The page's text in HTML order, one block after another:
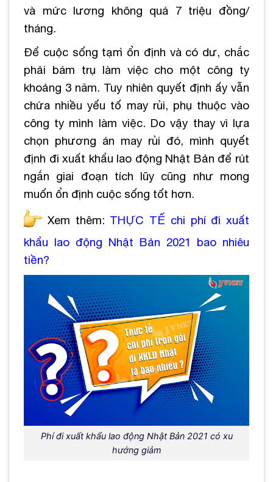
và mức lương không quá 7 triệu đồng/
tháng.
Để cuộc sống tạm̀ ổn định và có dư, chắc
phải bám trụ làm việc cho một công ty
khoảng 3 năm. Tuy nhiên quyết định ấy vẫn
chứa nhiều yếu tố may rủi, phụ thuộc vào
công ty mình làm việc. Do vậy thay vì lựa
chọn phương án may rủi đó, mình quyết
định đi xuất khẩu lao động Nhật Bản để rút
ngắn giai đoạn tích lũy cũng như mong
muốn ổn định cuộc sống tốt hơn.
Xem thêm: THỰC TẾ chi phí đi xuất
khẩu lao động Nhật Bản 2021 bao nhiêu
tiền?
Phí đi xuất khẩu lao động Nhật Bản 2021 có xu
hướng giảm